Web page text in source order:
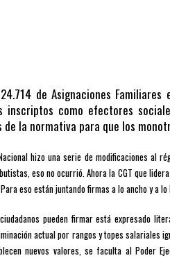
de Asignaciones
inscriptos como efectores
la normativa para que los
hizo una serie de modificaciones al
eso no ocurrió. Ahora la CGT que
eso están juntando firmas a lo ancho y a lo
pueden firmar está expresado
actual por rangos y topes salariales
nuevos valores, se faculta al Poder